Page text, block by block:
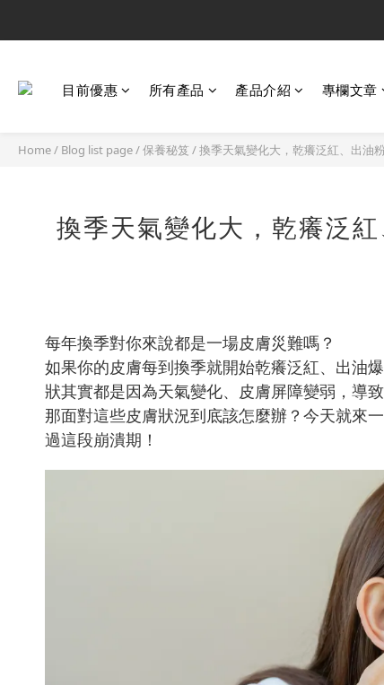
目前優惠 所有產品 產品介紹 專欄文章
Home/ Blog list page/保養秘笈 /換季天氣變化大，乾癢泛紅、出油
換季天氣變化大，乾癢泛
每年換季對你來說都是一場皮膚災難嗎？
如果你的皮膚每到換季就開始乾癢泛紅、出油
狀其實都是因為天氣變化、皮膚屏障變弱，導
那面對這些皮膚狀況到底該怎麼辦？今天就來
過這段崩潰期！